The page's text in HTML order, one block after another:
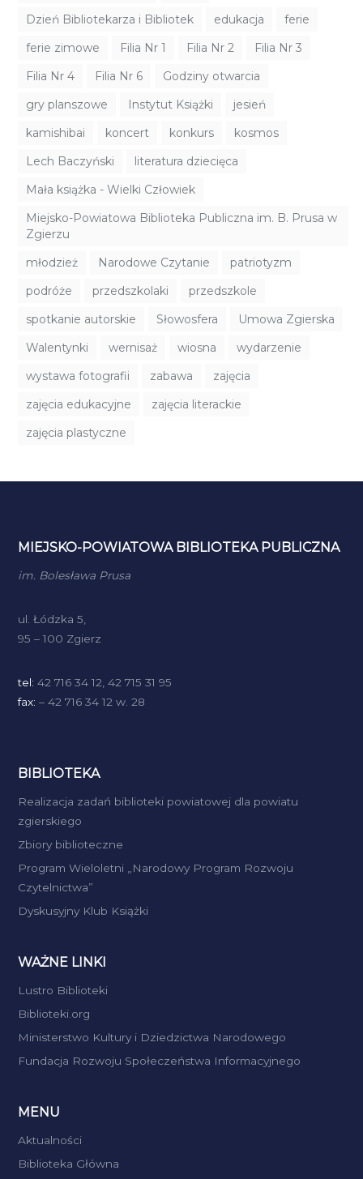
Dzień Bibliotekarza i Bibliotek
edukacja
ferie
ferie zimowe
Filia Nr 1 Filia Nr 2
Filia Nr 3
Filia Nr 4
Filia Nr 6
Godziny otwarcia
gry planszowe
Instytut Książki
jesień
kamishibai
koncert konkurs
kosmos
Lech Baczyński
literatura dziecięca
Mała książka - Wielki Człowiek
Miejsko-Powiatowa Biblioteka Publiczna im. B. Prusa w
Zgierzu
młodzież
Narodowe Czytanie
patriotyzm
podróże
przedszkolaki
przedszkole
spotkanie autorskie
Słowosfera
Umowa Zgierska
Walentynki
wernisaż wiosna
wydarzenie
wystawa fotografii
zabawa
zajęcia
zajęcia edukacyjne
zajęcia literackie
zajęcia plastyczne
MIEJSKO-POWIATOWA BIBLIOTEKA PUBLICZNA
im. Bolesława Prusa
ul. Łódzka 5,
95 – 100 Zgierz
tel: 42 716 34 12, 42 715 31 95
fax: – 42 716 34 12 w. 28
BIBLIOTEKA
Realizacja zadań biblioteki powiatowej dla powiatu
zgierskiego
Zbiory biblioteczne
Program Wieloletni „Narodowy Program Rozwoju
Czytelnictwa”
Dyskusyjny Klub Książki
WAŻNE LINKI
Lustro Biblioteki
Biblioteki.org
Ministerstwo Kultury i Dziedzictwa Narodowego
Fundacja Rozwoju Społeczeństwa Informacyjnego
MENU
Aktualności
Biblioteka Główna